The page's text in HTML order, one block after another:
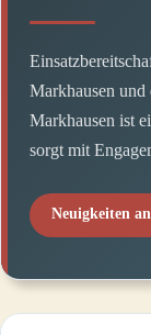
Markhausen
Markhausen ist
sorgt mit
Neuigkeiten